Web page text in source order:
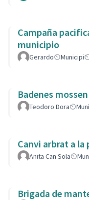
Campaña
municipio
Gerardo Municipi
Badenes
Teodoro Dora
Canvi arbrat a la
Anita Can Sola
Brigada de